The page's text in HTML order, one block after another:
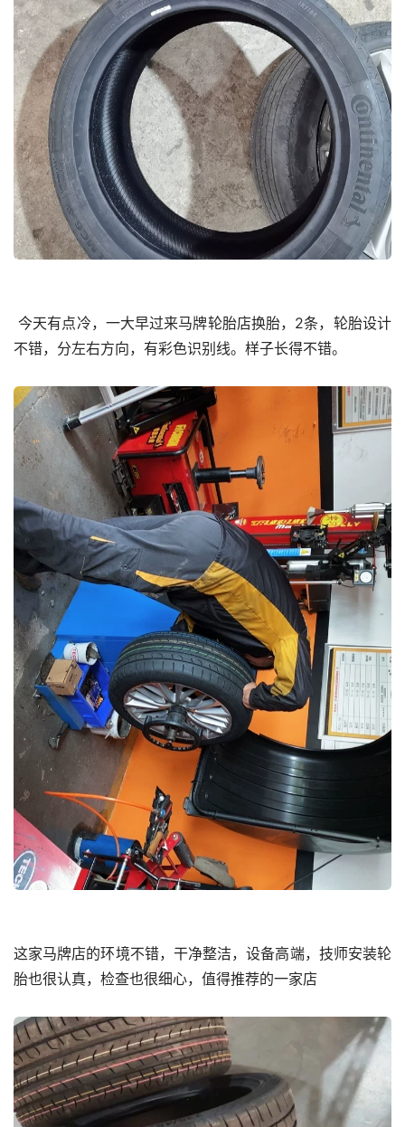
今天有点冷，一大早过来马牌轮胎店换胎，2条，轮胎设计
不错，分左右方向，有彩色识别线。样子长得不错。
这家马牌店的环境不错，干净整洁，设备高端，技师安装轮
胎也很认真，检查也很细心，值得推荐的一家店